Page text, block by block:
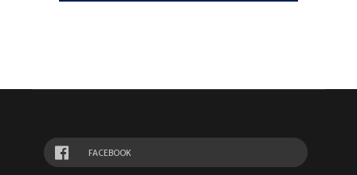
FACEBOOK